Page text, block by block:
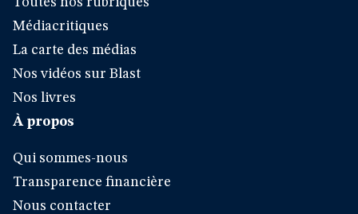
Médiacritiques
La carte des médias
Nos vidéos sur Blast
Nos livres
À propos
Qui sommes-nous
Transparence financière
Nous contacter